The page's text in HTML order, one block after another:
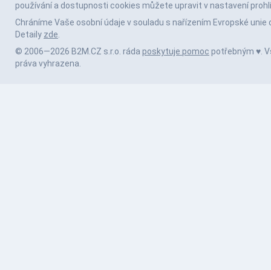
používání a dostupnosti cookies můžete upravit v nastavení
Chráníme Vaše osobní údaje v souladu s nařízením Evropské unie
Detaily zde.
© 2006—2026 B2M.CZ s.r.o. ráda poskytuje pomoc potřebným ♥️.
práva vyhrazena.